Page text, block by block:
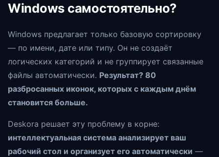
Windows самостоятельно?
Windows предлагает только базовую сортировку
— по имени, дате или типу. Он не создаёт
логических категорий и не группирует связанные
файлы автоматически. Результат? 80
разбросанных иконок, которых с каждым днём
становится больше.
Deskora решает эту проблему в корне:
интеллектуальная система анализирует ваш
рабочий стол и организует его автоматически —